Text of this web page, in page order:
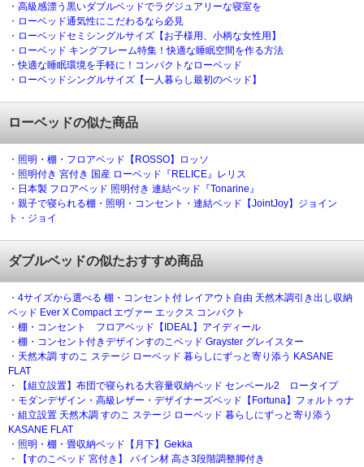
・ 高級感漂う黒いダブルベッドでラグジュアリーな寝室を
・ ローベッド通気性にこだわるなら必見
・ ローベッドセミシングルサイズ【お子様用、小柄な女性用】
・ ローベッド キングフレーム特集！快適な睡眠空間を作る方法
・快適な睡眠環境を手軽に！コンパクトなローベッド
・ ローベッドシングルサイズ【一人暮らし最初のベッド】
ローベッドの似た商品
・ 照明・棚・フロアベッド【ROSSO】ロッソ
・ 照明付き 宮付き 国産 ローベッド『RELICE』レリス
・ 日本製 フロアベッド 照明付き 連結ベッド『Tonarine』
・ 親子で寝られる棚・照明・コンセント・連結ベッド【JointJoy】ジョイン
ト・ジョイ
ダブルベッドの似たおすすめ商品
・ 4サイズから選べる 棚・コンセント付 レイアウト自由 天然木調引き出し収納
ベッド Ever X Compact エヴァー エックス コンパクト
・ 棚・コンセント フロアベッド【IDEAL】アイディール
・ 棚・コンセント付きデザインすのこベッド Grayster グレイスター
・ 天然木調 すのこ ステージ ローベッド 暮らしにずっと寄り添う KASANE
FLAT
・
【組立設置】布団で寝られる大容量収納ベッド センペール2 ロータイプ
・ モダンデザイン・高級レザー・デザイナーズベッド【Fortuna】フォルトゥナ
・ 組立設置 天然木調 すのこ ステージ ローベッド 暮らしにずっと寄り添う
KASANE FLAT
・ 照明・棚・畳収納ベッド【月下】Gekka
・
【すのこベッド 宮付き】 パイン材 高さ3段階調整脚付き